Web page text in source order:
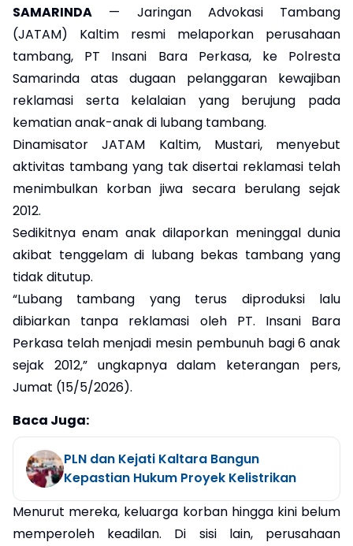
SAMARINDA — Jaringan Advokasi Tambang
(JATAM) Kaltim resmi melaporkan perusahaan
tambang, PT Insani Bara Perkasa, ke Polresta
Samarinda atas dugaan pelanggaran kewajiban
reklamasi serta kelalaian yang berujung pada
kematian anak-anak di lubang tambang.
Dinamisator JATAM Kaltim, Mustari, menyebut
aktivitas tambang yang tak disertai reklamasi telah
menimbulkan korban jiwa secara berulang sejak
2012.
Sedikitnya enam anak dilaporkan meninggal dunia
akibat tenggelam di lubang bekas tambang yang
tidak ditutup.
“Lubang tambang yang terus diproduksi lalu
dibiarkan tanpa reklamasi oleh PT. Insani Bara
Perkasa telah menjadi mesin pembunuh bagi 6 anak
sejak 2012,” ungkapnya dalam keterangan pers,
Jumat (15/5/2026).
Baca Juga:
PLN dan Kejati Kaltara Bangun
Kepastian Hukum Proyek Kelistrikan
Menurut mereka, keluarga korban hingga kini belum
memperoleh keadilan. Di sisi lain, perusahaan